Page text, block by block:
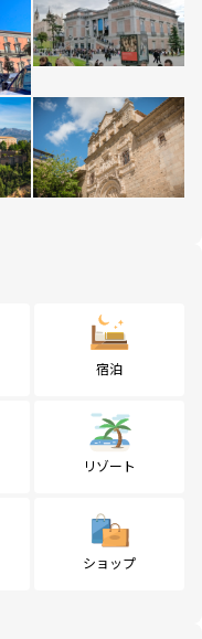
宿泊
リゾート
ショップ